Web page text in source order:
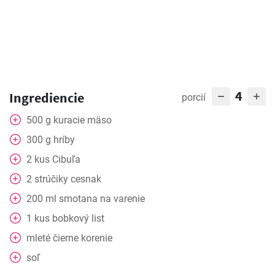
Ingrediencie porcií 4
500 g kuracie mäso
300 g hríby
2 kus Cibuľa
2 strúčiky cesnak
200 ml smotana na varenie
1 kus bobkový list
mleté čierne korenie
soľ